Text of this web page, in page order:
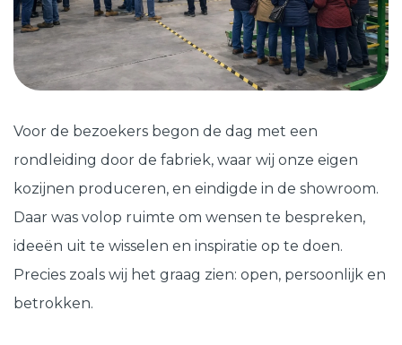
Voor de bezoekers begon de dag met een
rondleiding door de fabriek, waar wij onze eigen
kozijnen produceren, en eindigde in de showroom.
Daar was volop ruimte om wensen te bespreken,
ideeën uit te wisselen en inspiratie op te doen.
Precies zoals wij het graag zien: open, persoonlijk en
betrokken.